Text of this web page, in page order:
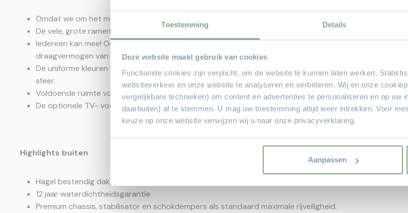
Toestemming Details
Deze website maakt gebruik van cookies
Functionele cookies zijn verplicht, om de website te kunnen laten werken.
websiteverkeer en onze website te analyseren en verbeteren. Wij en onze
vergelijkbare technieken) om content en advertenties te personaliseren en op uw
daarbuiten) af te stemmen. U mag uw toestemming altijd weer intrekken. Voor
keuze op onze website verwijzen wij u naar onze privacyverklaring.
Aanpassen
Omdat we om het milieu geven, gebruiken we stoffen die gemaakt zijn van 100% gerecyclede PET-
De vele, grote ramen zorgen voor een heldere sfeer met veel daglicht.
Iedereen kan mee! Ook grotere kinderen voelen zich op hun gemak in de stapelbedden met een
draagvermogen van 80kg.
De uniforme kleuren van de hangkasten in het slaapgedeelte zorgen voor een rustige en harmonieuze
sfeer.
Voldoende ruimte voor alle belangrijke vakantiespullen dankzij de ruime kasten.
De optionele TV- voorbereiding legt de basis voor entertainment aan boord
Highlights buiten
Hagel bestendig dak
12 jaar waterdichtheidsgarantie
Premium chassis, stabilisator en schokdempers als standaard maximale rijveiligheid.